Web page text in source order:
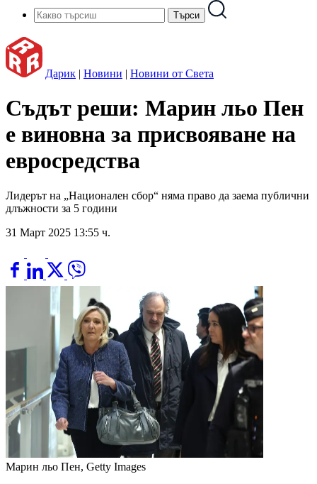
Дарик | Новини | Новини от Света
Съдът реши: Марин льо Пен
е виновна за присвояване на
евросредства
Лидерът на „Национален сбор“ няма право да заема публични
длъжности за 5 години
31 Март 2025 13:55 ч.
Марин льо Пен, Getty Images